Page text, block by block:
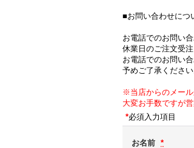
■お問い合わせにつ
お電話でのお問い
休業日のご注文受
お電話でのお問い
予めご了承ください
※当店からのメール
大変お手数ですが
*必須入力項目
お名前 *